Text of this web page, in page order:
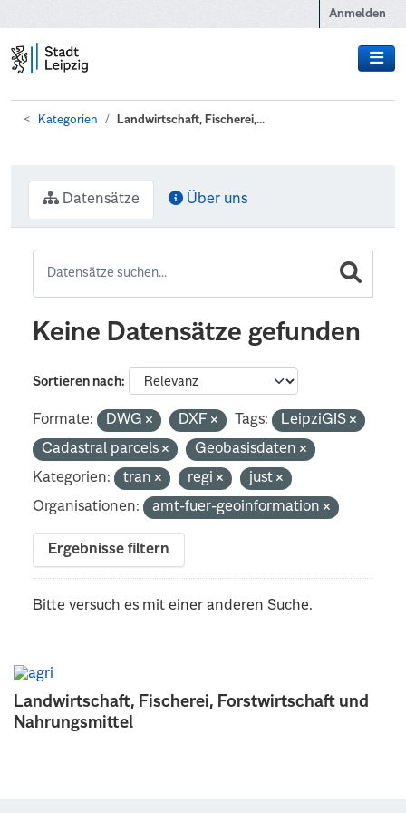
Anmelden
Kategorien Landwirtschaft, Fischerei,...
Landwirtschaft, Fischerei, Forstwirtschaft und
Nahrungsmittel
Datensätze Über uns
Keine Datensätze gefunden
Sortieren nach
Formate: DWG DXF Tags:
LeipziGIS
Cadastral parcels
Geobasisdaten
Kategorien:
tran regi
just
Organisationen:
amt-fuer-geoinformation
Ergebnisse filtern
Bitte versuch es mit einer anderen Suche.